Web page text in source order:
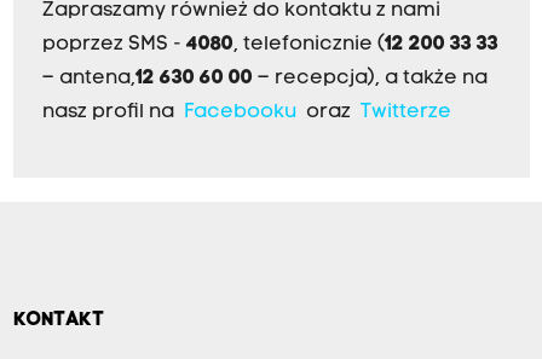
Zapraszamy również do kontaktu z nami
poprzez SMS - 4080, telefonicznie (12 200 33 33
– antena,12 630 60 00 – recepcja), a także na
nasz profil na Facebookuoraz Twitterze
KONTAKT